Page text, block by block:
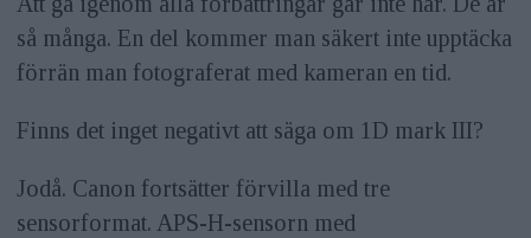
så många. En del kommer man säkert inte upptäcka
förrän man fotograferat med kameran en tid.
Finns det inget negativt att säga om 1D mark III?
Jodå. Canon fortsätter förvilla med tre
sensorformat. APS-H-sensorn med